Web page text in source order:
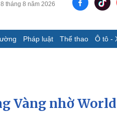
tháng 8 năm 2026
Pháp luật Thể thao Ô tô -
Infographic
Vàng nhờ World